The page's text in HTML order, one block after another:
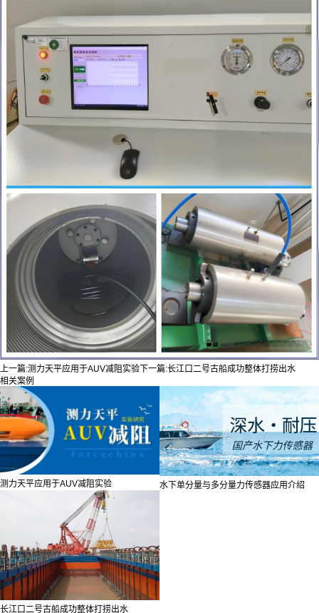
上一篇:测力天平应用于AUV减阻实验 下一篇:长江口二号古船成功整体打捞出水
相关案例
测力天平应用于AUV减阻实验 水下单分量与多分量力传感器应用介绍
长江口二号古船成功整体打捞出水